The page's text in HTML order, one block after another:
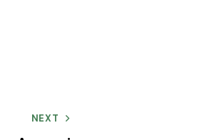
NEXT